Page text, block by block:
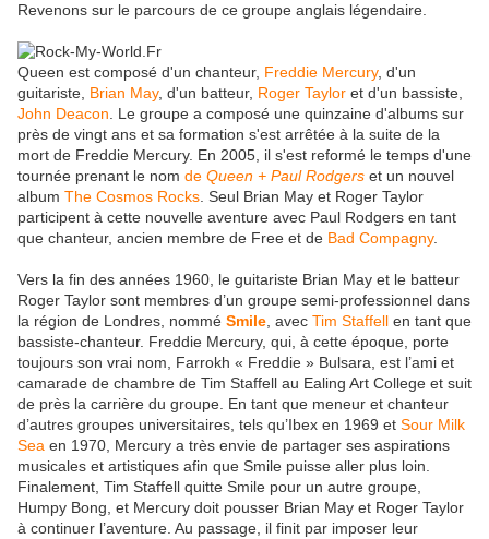
Revenons sur le parcours de ce groupe anglais légendaire.
Queen est composé d'un chanteur, Freddie Mercury, d'un
guitariste, Brian May, d'un batteur, Roger Taylor et d'un bassiste,
John Deacon . Le groupe a composé une quinzaine d'albums sur
près de vingt ans et sa formation s'est arrêtée à la suite de la
mort de Freddie Mercury. En 2005, il s'est reformé le temps d'une
tournée prenant le nom de Queen + Paul Rodgers et un nouvel
album The Cosmos Rocks . Seul Brian May et Roger Taylor
participent à cette nouvelle aventure avec Paul Rodgers en tant
que chanteur, ancien membre de Free et de Bad Compagny.
Vers la fin des années 1960, le guitariste Brian May et le batteur
Roger Taylor sont membres d’un groupe semi-professionnel dans
la région de Londres, nommé Smile , avec Tim Staffell en tant que
bassiste-chanteur. Freddie Mercury, qui, à cette époque, porte
toujours son vrai nom, Farrokh « Freddie » Bulsara, est l’ami et
camarade de chambre de Tim Staffell au Ealing Art College et suit
de près la carrière du groupe. En tant que meneur et chanteur
d’autres groupes universitaires, tels qu’Ibex en 1969 et Sour Milk
Sea en 1970, Mercury a très envie de partager ses aspirations
musicales et artistiques afin que Smile puisse aller plus loin.
Finalement, Tim Staffell quitte Smile pour un autre groupe,
Humpy Bong, et Mercury doit pousser Brian May et Roger Taylor
à continuer l’aventure. Au passage, il finit par imposer leur